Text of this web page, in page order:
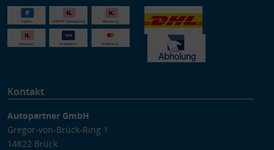
Kontakt
Autopartner GmbH
Gregor-von-Brück-Ring 1
14822 Brück